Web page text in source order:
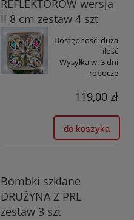
REFLEKTORÓW wersja
II 8 cm zestaw 4 szt
Dostępność:duża
ilość
Wysyłka w:3 dni
robocze
119,00 zł
do koszyka
Bombki szklane
DRUŻYNA Z PRL
zestaw 3 szt